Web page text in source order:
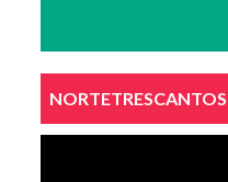
NORTETRESCANTOS